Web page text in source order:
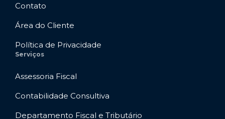
Contato
Área do Cliente
Política de Privacidade
Serviços
Assessoria Fiscal
Contabilidade Consultiva
Departamento Fiscal e Tributário